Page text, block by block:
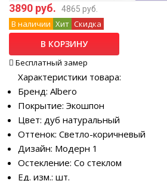
3890 руб. 4865 руб.
В наличии Хит Скидка
В КОРЗИНУ
Бесплатный замер
Характеристики товара:
Бренд: Albero
Покрытие: Экошпон
Цвет: дуб натуральный
Оттенок: Светло-коричневый
Дизайн: Модерн 1
Остекление: Со стеклом
Ед. изм.: шт.